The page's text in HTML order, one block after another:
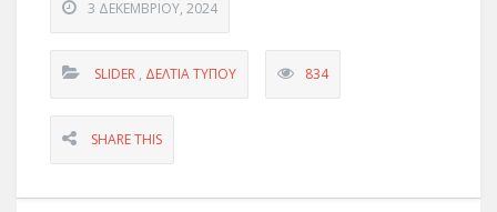
3 ΔΕΚΕΜΒΡΊΟΥ, 2024
SLIDER , ΔΕΛΤΊΑ ΤΎΠΟΥ 834
SHARE THIS